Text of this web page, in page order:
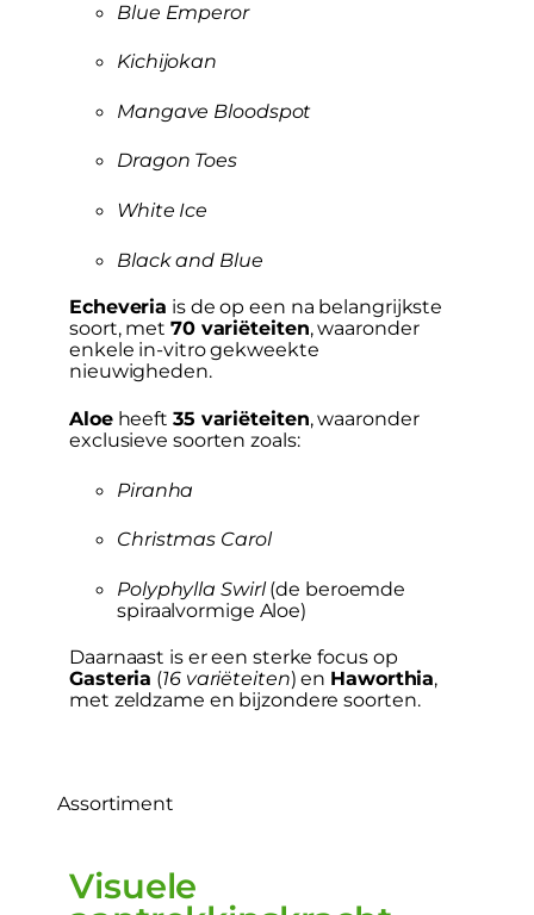
Blue Emperor
Kichijokan
Mangave Bloodspot
Dragon Toes
White Ice
Black and Blue
Echeveria is de op een na belangrijkste
soort, met 70 variëteiten, waaronder
enkele in-vitro gekweekte
nieuwigheden.
Aloeheeft 35 variëteiten, waaronder
exclusieve soorten zoals:
Piranha
Christmas Carol
Polyphylla Swirl(de beroemde
spiraalvormige Aloe)
Daarnaast is er een sterke focus op
Gasteria (16 variëteiten) en Haworthia,
met zeldzame en bijzondere soorten.
Assortiment
Visuele